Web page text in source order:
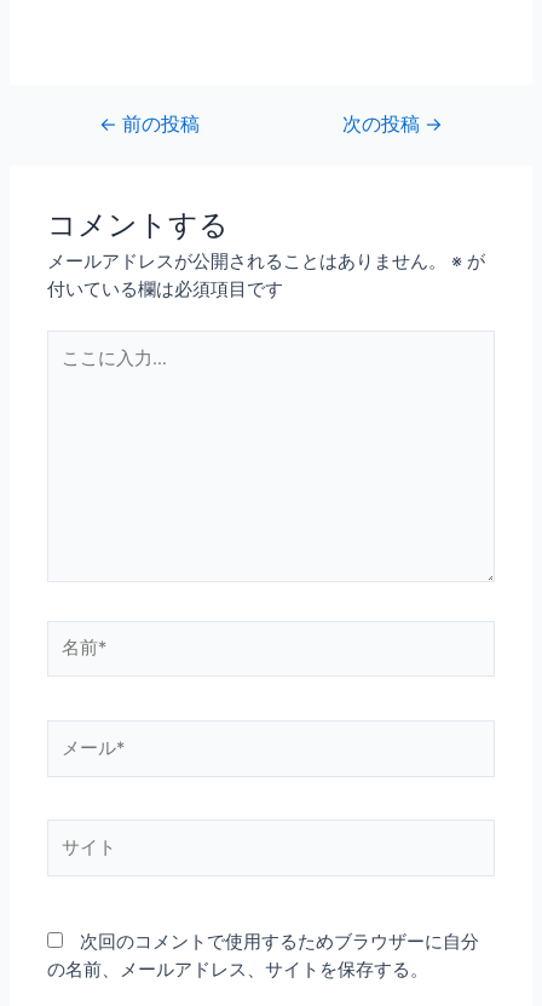
← 前の投稿 次の投稿 →
コメントする
メールアドレスが公開されることはありません。 ※ が
付いている欄は必須項目です
こ
ー
*
次回のコメントで使用するためブラウザーに自分
の名前、メールアドレス、サイトを保存する。